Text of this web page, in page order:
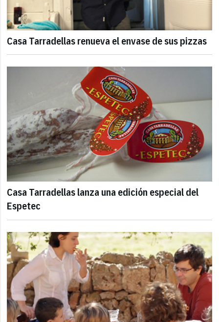
Casa Tarradellas renueva el envase de sus pizzas
Casa Tarradellas lanza una edición especial del
Espetec